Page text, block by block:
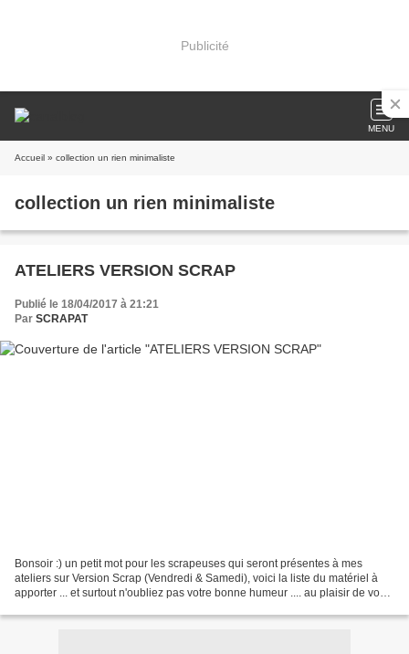
Publicité
MENU
Accueil » collection un rien minimaliste
collection un rien minimaliste
ATELIERS VERSION SCRAP
Publié le 18/04/2017 à 21:21
Par SCRAPAT
Bonsoir :) un petit mot pour les scrapeuses qui seront présentes à mes
ateliers sur Version Scrap (Vendredi & Samedi), voici la liste du matériel à
apporter ... et surtout n'oubliez pas votre bonne humeur .... au plaisir de vous